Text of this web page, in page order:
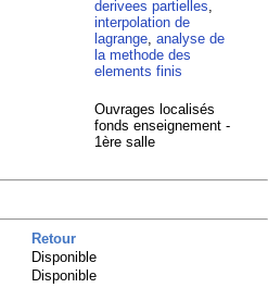
derivees partielles,
interpolation de
lagrange,analyse de
la methode des
elements finis
Ouvrages localisés
fonds enseignement -
1ère salle
Retour
Disponible
Disponible